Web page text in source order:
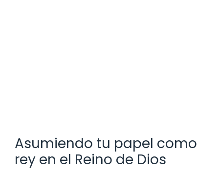
Asumiendo tu papel como
rey en el Reino de Dios